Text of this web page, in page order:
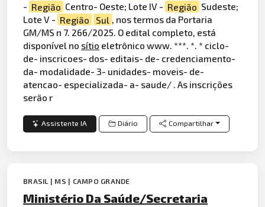
- Região Centro- Oeste; Lote IV - Região Sudeste;
Lote V - Região Sul , nos termos da Portaria
GM/MS n 7. 266/2025. O edital completo, está
disponível no sítio eletrônico www. ***. *. * ciclo-
de- inscricoes- dos- editais- de- credenciamento-
da- modalidade- 3- unidades- moveis- de-
atencao- especializada- a- saude/ . As inscrições
serão r
Assistente IA Diário Compartilhar
BRASIL | MS | CAMPO GRANDE
Ministério Da Saúde/Secretaria